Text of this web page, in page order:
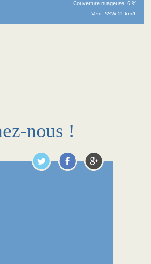
Couverture nuageuse: 6 %
Vent: SSW 21 km/h
nous !